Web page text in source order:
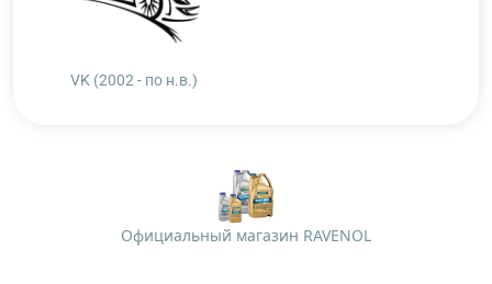
VK (2002 - по н.в.)
Официальный магазин RAVENOL